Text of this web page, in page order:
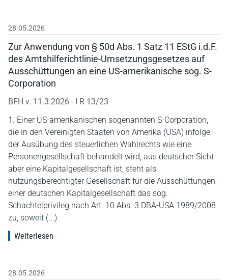
28.05.2026
Zur Anwendung von § 50d Abs. 1 Satz 11 EStG i.d.F.
des Amtshilferichtlinie-Umsetzungsgesetzes auf
Ausschüttungen an eine US-amerikanische sog. S-
Corporation
BFH v. 11.3.2026 - I R 13/23
1. Einer US-amerikanischen sogenannten S-Corporation,
die in den Vereinigten Staaten von Amerika (USA) infolge
der Ausübung des steuerlichen Wahlrechts wie eine
Personengesellschaft behandelt wird, aus deutscher Sicht
aber eine Kapitalgesellschaft ist, steht als
nutzungsberechtigter Gesellschaft für die Ausschüttungen
einer deutschen Kapitalgesellschaft das sog.
Schachtelprivileg nach Art. 10 Abs. 3 DBA-USA 1989/2008
zu, soweit (...)
Weiterlesen
28.05.2026